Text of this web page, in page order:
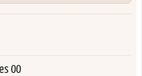
00